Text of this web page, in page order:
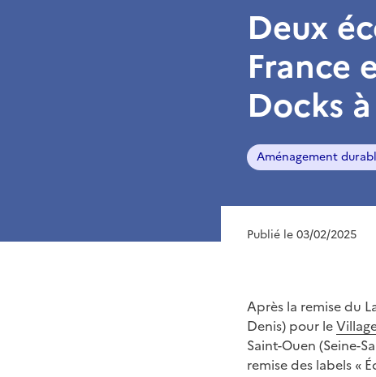
Deux
France
Docks
Aménagement
Publié le 03/02/2025
Après la remise du
Denis) pour le
Saint-Ouen (Seine-
remise des labels «